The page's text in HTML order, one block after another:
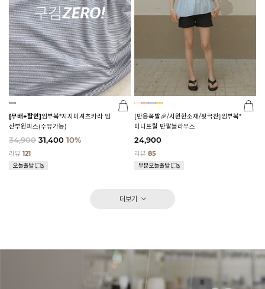
[무배+할인]임부복*지지미셔츠카라 임
산부원피스(수유가능)
34,900 31,400 10%
리뷰 121
[반응폭발🎉/시원한소재/핏극찬]임부복*
미니프릴 반팔블라우스
24,900
리뷰 85
더보기